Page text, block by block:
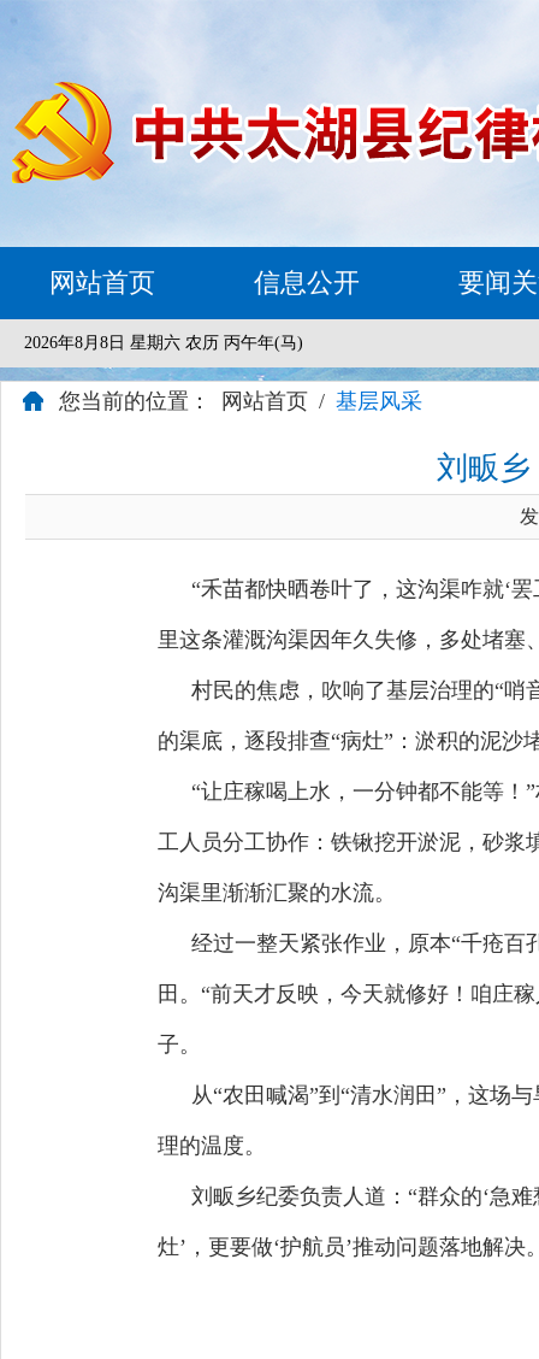
网站首页 信息公开 要闻
2026年8月8日 星期六 农历 丙午年(马)
您当前的位置： 网站首页 / 基层风采
刘畈乡
“禾苗都快晒卷叶了，这沟渠咋就‘
里这条灌溉沟渠因年久失修，多处堵塞
村民的焦虑，吹响了基层治理的“哨
的渠底，逐段排查“病灶”：淤积的泥
“让庄稼喝上水，一分钟都不能等
工人员分工协作：铁锹挖开淤泥，砂
沟渠里渐渐汇聚的水流。
经过一整天紧张作业，原本“千疮百
田。“前天才反映，今天就修好！咱庄
子。
从“农田喊渴”到“清水润田”，这场
理的温度。
刘畈乡纪委负责人道：“群众的‘急
灶’，更要做‘护航员’推动问题落地解